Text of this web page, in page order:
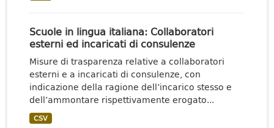
Scuole in lingua italiana: Collaboratori
esterni ed incaricati di consulenze
Misure di trasparenza relative a collaboratori
esterni e a incaricati di consulenze, con
indicazione della ragione dell’incarico stesso e
dell’ammontare rispettivamente erogato...
CSV